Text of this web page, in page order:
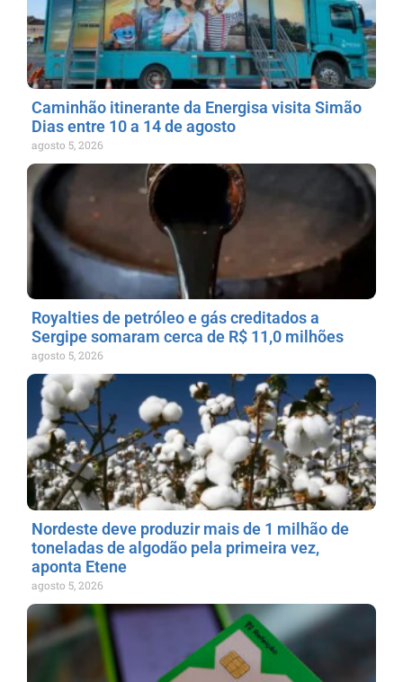
Caminhão itinerante da Energisa visita Simão
Dias entre 10 a 14 de agosto
agosto 5, 2026
Royalties de petróleo e gás creditados a
Sergipe somaram cerca de R$ 11,0 milhões
agosto 5, 2026
Nordeste deve produzir mais de 1 milhão de
toneladas de algodão pela primeira vez,
aponta Etene
agosto 5, 2026